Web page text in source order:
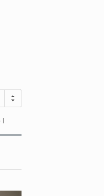
juče je uspješno